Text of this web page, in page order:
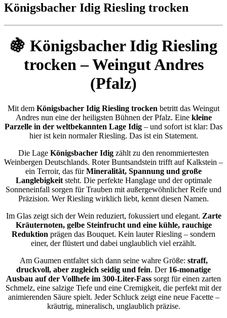
Königsbacher Idig Riesling trocken
🍇 Königsbacher Idig Riesling
trocken – Weingut Andres
(Pfalz)
Mit dem Königsbacher Idig Riesling trocken betritt das Weingut
Andres nun eine der heiligsten Bühnen der Pfalz. Eine kleine
Parzelle in der weltbekannten Lage Idig – und sofort ist klar: Das
hier ist kein normaler Riesling. Das ist ein Statement.
Die Lage Königsbacher Idig zählt zu den renommiertesten
Weinbergen Deutschlands. Roter Buntsandstein trifft auf Kalkstein –
ein Terroir, das fürMineralität, Spannung und große
Langlebigkeitsteht. Die perfekte Hanglage und der optimale
Sonneneinfall sorgen für Trauben mit außergewöhnlicher Reife und
Präzision. Wer Riesling wirklich liebt, kennt diesen Namen.
Im Glas zeigt sich der Wein reduziert, fokussiert und elegant. Zarte
Kräuternoten, gelbe Steinfrucht und eine kühle, rauchige
Reduktion prägen das Bouquet. Kein lauter Riesling – sondern
einer, der flüstert und dabei unglaublich viel erzählt.
Am Gaumen entfaltet sich dann seine wahre Größe: straff,
druckvoll, aber zugleich seidig und fein. Der 16-monatige
Ausbau auf der Vollhefe im 300-Liter-Fass sorgt für einen zarten
Schmelz, eine salzige Tiefe und eine Cremigkeit, die perfekt mit der
animierenden Säure spielt. Jeder Schluck zeigt eine neue Facette –
kräutrig, mineralisch, unglaublich präzise.